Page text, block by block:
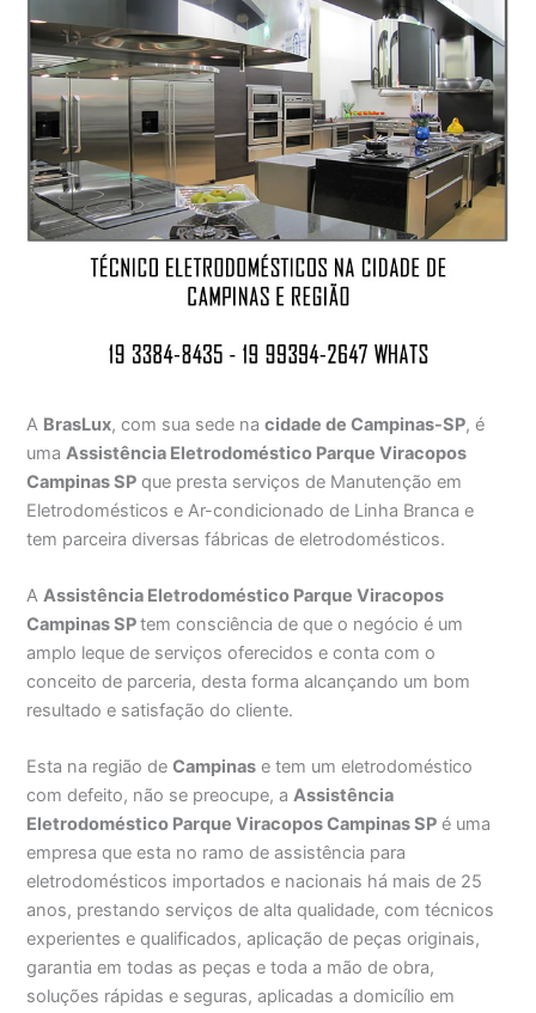
A BrasLux, com sua sede nacidade de Campinas-SP, é
umaAssistência Eletrodoméstico Parque Viracopos
Campinas SP que presta serviços de Manutenção em
Eletrodomésticos e Ar-condicionado de Linha Branca e
tem parceira diversas fábricas de eletrodomésticos.
AAssistência Eletrodoméstico Parque Viracopos
Campinas SPtem consciência de que o negócio é um
amplo leque de serviços oferecidos e conta com o
conceito de parceria, desta forma alcançando um bom
resultado e satisfação do cliente.
Esta na região deCampinas e tem um eletrodoméstico
com defeito, não se preocupe, aAssistência
Eletrodoméstico Parque Viracopos Campinas SP é uma
empresa que esta no ramo de assistência para
eletrodomésticos importados e nacionais há mais de 25
anos, prestando serviços de alta qualidade, com técnicos
experientes e qualificados, aplicação de peças originais,
garantia em todas as peças e toda a mão de obra,
soluções rápidas e seguras, aplicadas a domicílio em